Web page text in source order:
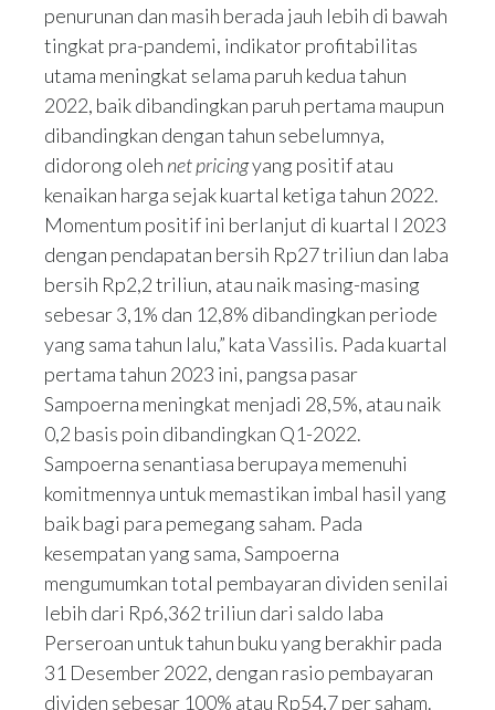
penurunan dan masih berada jauh lebih di bawah
tingkat pra-pandemi, indikator profitabilitas
utama meningkat selama paruh kedua tahun
2022, baik dibandingkan paruh pertama maupun
dibandingkan dengan tahun sebelumnya,
didorong oleh net pricingyang positif atau
kenaikan harga sejak kuartal ketiga tahun 2022.
Momentum positif ini berlanjut di kuartal I 2023
dengan pendapatan bersih Rp27 triliun dan laba
bersih Rp2,2 triliun, atau naik masing-masing
sebesar 3,1% dan 12,8% dibandingkan periode
yang sama tahun lalu,” kata Vassilis. Pada kuartal
pertama tahun 2023 ini, pangsa pasar
Sampoerna meningkat menjadi 28,5%, atau naik
0,2 basis poin dibandingkan Q1-2022.
Sampoerna senantiasa berupaya memenuhi
komitmennya untuk memastikan imbal hasil yang
baik bagi para pemegang saham. Pada
kesempatan yang sama, Sampoerna
mengumumkan total pembayaran dividen senilai
lebih dari Rp6,362 triliun dari saldo laba
Perseroan untuk tahun buku yang berakhir pada
31 Desember 2022, dengan rasio pembayaran
dividen sebesar 100% atau Rp54,7 per saham.